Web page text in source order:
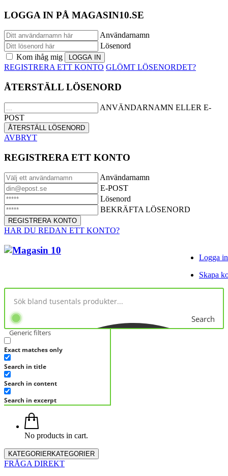
LOGGA IN PÅ MAGASIN10.SE
Användarnamn
Lösenord
Kom ihåg mig
REGISTRERA ETT KONTO GLÖMT LÖSENORDET?
ÅTERSTÄLL LÖSENORD
ANVÄNDARNAMN ELLER E-
POST
AVBRYT
REGISTRERA ETT KONTO
Användarnamn
E-POST
Lösenord
BEKRÄFTA LÖSENORD
HAR DU REDAN ETT KONTO?
Logga in
Skapa
Search
Generic filters
Exact matches only
Search in title
Search in content
Search in excerpt
No products in cart.
KATEGORIERKATEGORIER
FRÅGA DIREKT